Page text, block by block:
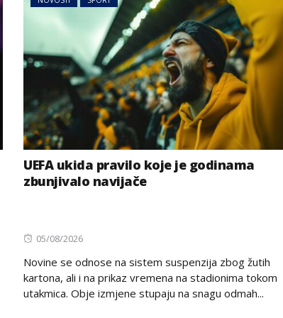
UEFA ukida pravilo koje je godinama
zbunjivalo navijače
Posted
05/08/2026
Novine se odnose na sistem suspenzija zbog žutih
kartona, ali i na prikaz vremena na stadionima tokom
utakmica. Obje izmjene stupaju na snagu odmah...